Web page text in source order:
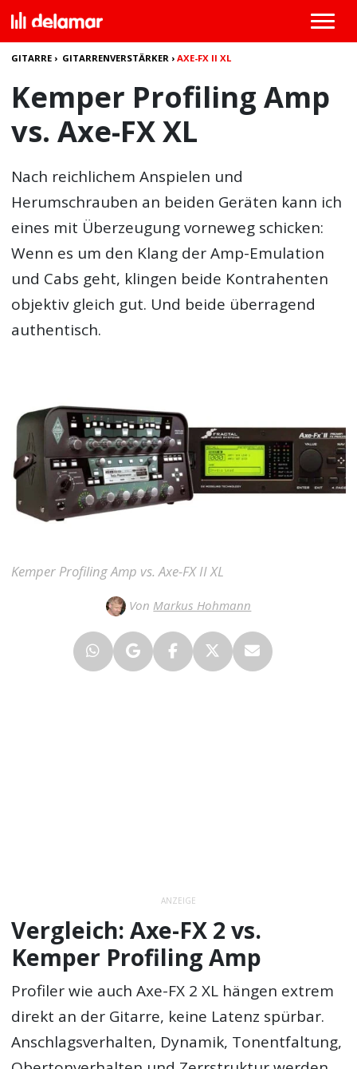
GITARRE › GITARRENVERSTÄRKER ›AXE-FX II XL
Kemper Profiling Amp
vs. Axe-FX XL
Nach reichlichem Anspielen und
Herumschrauben an beiden Geräten kann ich
eines mit Überzeugung vorneweg schicken:
Wenn es um den Klang der Amp-Emulation
und Cabs geht, klingen beide Kontrahenten
objektiv gleich gut. Und beide überragend
authentisch.
Kemper Profiling Amp vs. Axe-FX II XL
Von Markus Hohmann
ANZEIGE
Vergleich: Axe-FX 2 vs.
Kemper Profiling Amp
Profiler wie auch Axe-FX 2 XL hängen extrem
direkt an der Gitarre, keine Latenz spürbar.
Anschlagsverhalten, Dynamik, Tonentfaltung,